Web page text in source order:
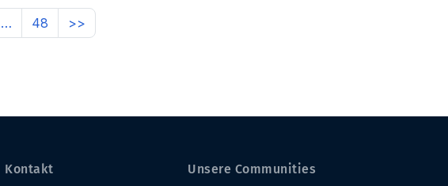
… 48 >>
Kontakt Unsere Communities